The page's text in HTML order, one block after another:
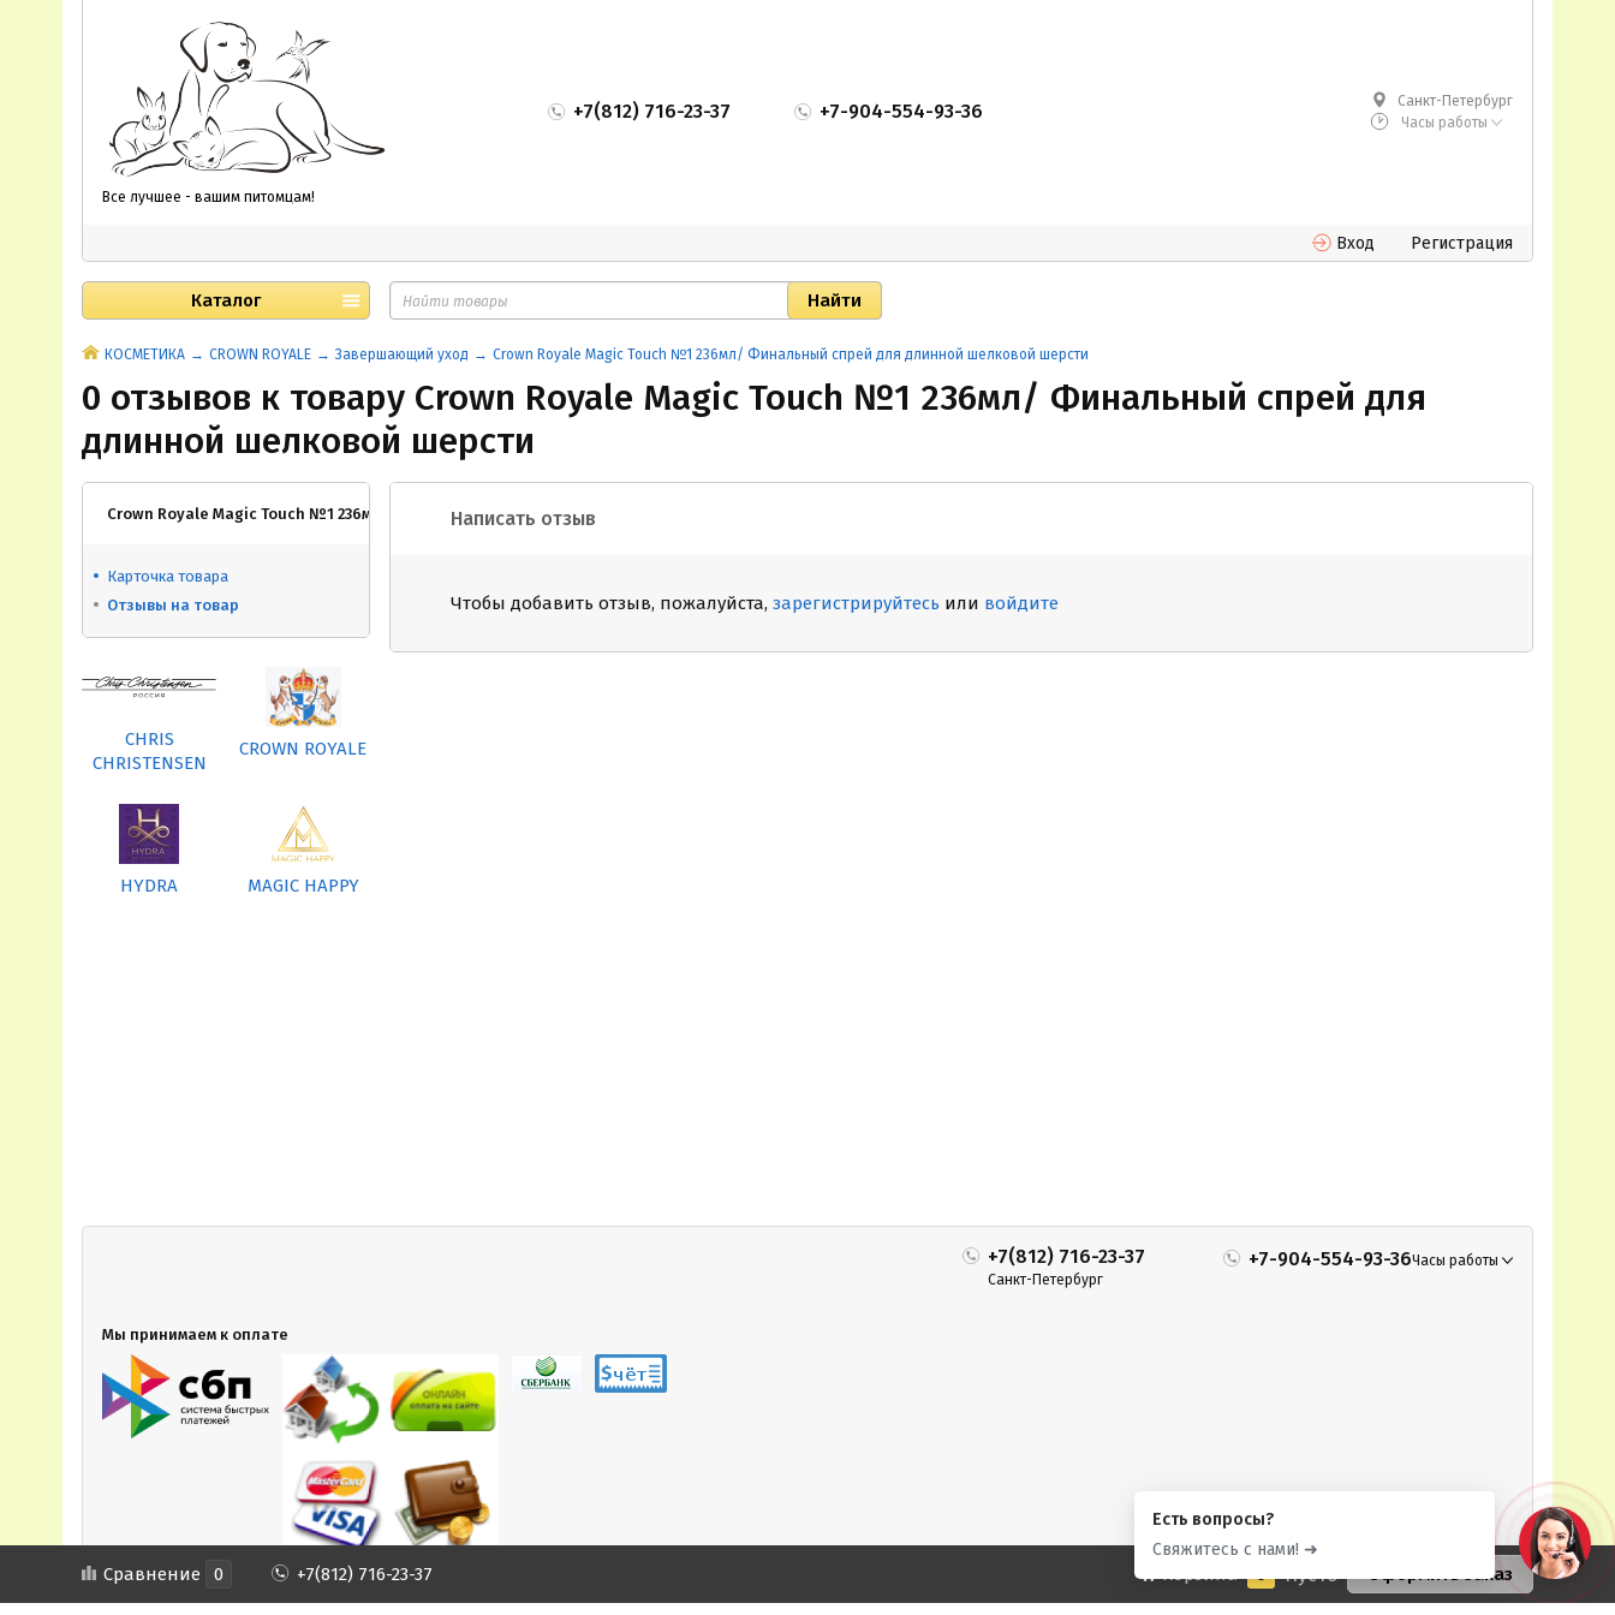
Все лучшее - вашим питомцам!
+7(812) 716-23-37 +7-904-554-93-36
Санкт-Петербург
Часы работы
Вход Регистрация
Каталог
КОСМЕТИКА CROWN ROYALE Завершающий уход Crown Royale Magic Touch №1 236мл/ Финальный спрей для длинной шелковой шерсти
0 отзывов к товару Crown Royale Magic Touch №1 236мл/ Финальный спрей для
длинной шелковой шерсти
Crown Royale Magic Touch №1 236мл/ Финальный спрей для длинной шелковой шерсти
Карточка товара
Отзывы на товар
CHRIS
CHRISTENSEN
CROWN ROYALE
HYDRA MAGIC HAPPY
Написать отзыв
Чтобы добавить отзыв, пожалуйста, зарегистрируйтесь или войдите
+7(812) 716-23-37
Санкт-Петербург
+7-904-554-93-36Часы работы
Мы принимаем к оплате
Сравнение 0 +7(812) 716-23-37 Корзина 0 Пусто Оформить заказ
Есть вопросы?
Свяжитесь с нами! ➜